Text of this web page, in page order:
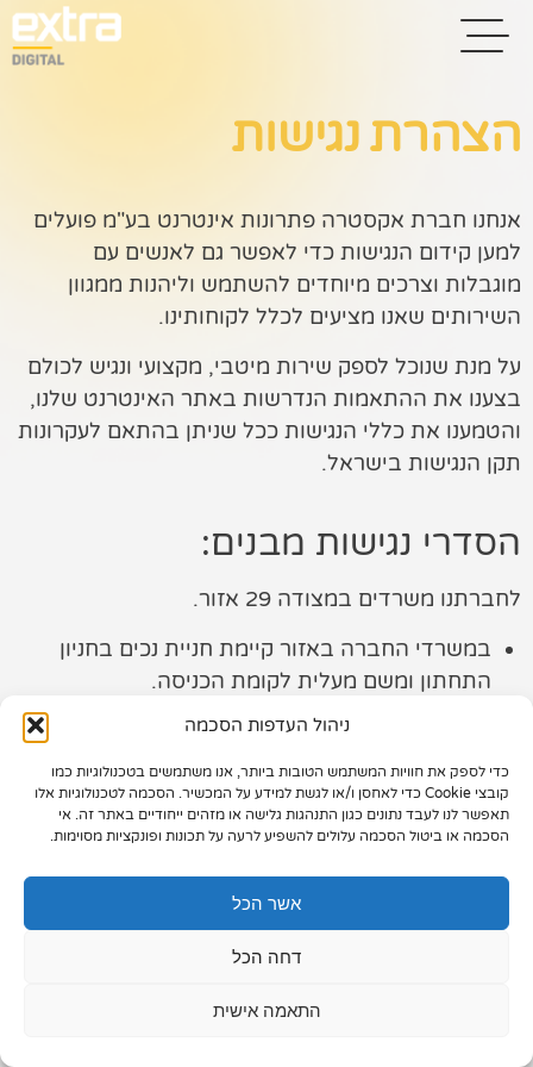
ניהול העדפות הסכמה
כדי לספק את חוויות המשתמש הטובות ביותר, אנו משתמשים בטכנולוגיות כמו
קובצי Cookie כדי לאחסן ו/או לגשת למידע על המכשיר. הסכמה לטכנולוגיות אלו
תאפשר לנו לעבד נתונים כגון התנהגות גלישה או מזהים ייחודיים באתר זה. אי
הסכמה או ביטול הסכמה עלולים להשפיע לרעה על תכונות ופונקציות מסוימות.
אשר הכל
דחה הכל
התאמה אישית
בניית אתרים
קידום אתרים
רשתות חברתיות
שיווק לאתרי
סחר
קייס סטאדי
073-7028000
הפלד 7, חולון
info@extra.co.il
הצהרת נגישות
אנחנו חברת אקסטרה פתרונות אינטרנט בע"מ פועלים
למען קידום הנגישות כדי לאפשר גם לאנשים עם
מוגבלות וצרכים מיוחדים להשתמש וליהנות ממגוון
השירותים שאנו מציעים לכלל לקוחותינו.
על מנת שנוכל לספק שירות מיטבי, מקצועי ונגיש לכולם
בצענו את ההתאמות הנדרשות באתר האינטרנט שלנו,
והטמענו את כללי הנגישות ככל שניתן בהתאם לעקרונות
תקן הנגישות בישראל.
הסדרי נגישות מבנים:
לחברתנו משרדים במצודה 29 אזור.
במשרדי החברה באזור קיימת חניית נכים בחניון
התחתון ומשם מעלית לקומת הכניסה.
משרדי החברה באזור נגישים.
קיימים שלטי זיהוי והכוונה.
במקרה הצורך, ניתן לפנות לצוות המשרד כדי לקבל
שירות לקוחות נגיש: